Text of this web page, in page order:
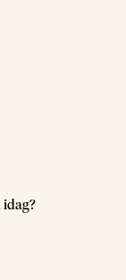
idag?